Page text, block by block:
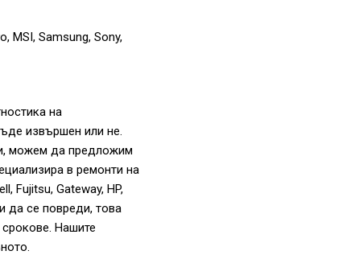
MSI, Samsung, Sony,
на
извършен или не.
можем да предложим
в ремонти на
Fujitsu, Gateway, HP,
да се повреди, това
Нашите